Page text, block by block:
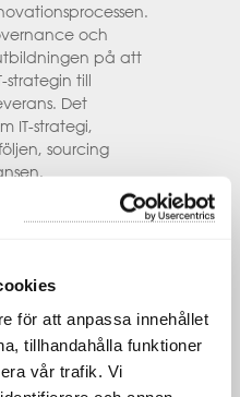
för att anpassa innehållet
tillhandahålla funktioner
vår trafik. Vi
och
på att
strategin till
Det
IT-strategi,
sourcing
ständigt för att vara